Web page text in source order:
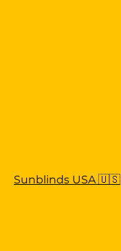
Sunblinds USA 🇺🇸